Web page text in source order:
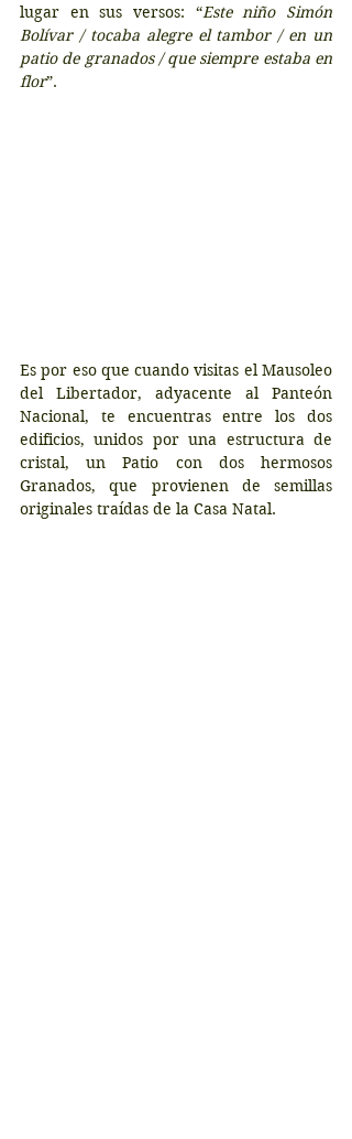
lugar en sus versos: “Este niño Simón
Bolívar / tocaba alegre el tambor / en un
patio de granados / que siempre estaba en
flor”.
Es por eso que cuando visitas el Mausoleo
del Libertador, adyacente al Panteón
Nacional, te encuentras entre los dos
edificios, unidos por una estructura de
cristal, un Patio con dos hermosos
Granados, que provienen de semillas
originales traídas de la Casa Natal.